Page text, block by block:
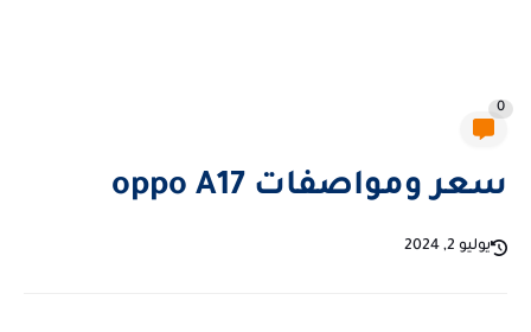
0
سعر ومواصفات oppo A17
يوليو 2, 2024